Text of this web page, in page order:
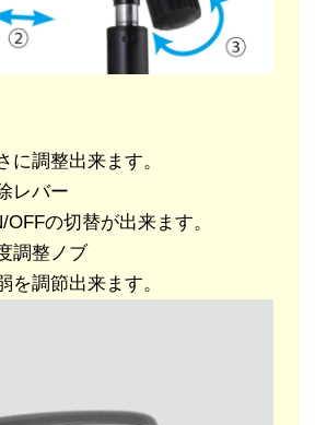
に調整出来ます。
レバー
の切替が出来ます。
調整ノブ
を調節出来ます。